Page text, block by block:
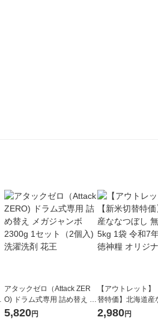
アタックゼロ（Attack ZER
O) ドラム式専用 詰め替え メ
ガジャンボ 2300g 1セット
（2個入) 洗濯洗剤 花王
5,820円
【アウトレット】
替特価】北海道産
し 無洗米 5kg 1袋
米 木徳神糧 オリジ
2,980円